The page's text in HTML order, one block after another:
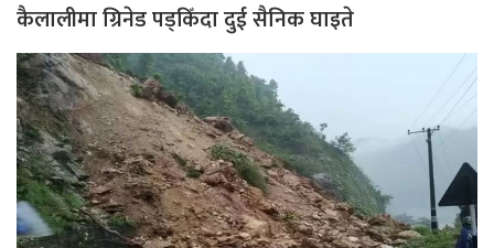
कैलालीमा ग्रिनेड पड्किँदा दुई सैनिक घाइते